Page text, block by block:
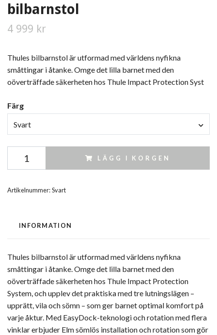
bilbarnstol
4 999 kr
Thules bilbarnstol är utformad med världens nyfikna
småttingar i åtanke. Omge det lilla barnet med den
oöverträffade säkerheten hos Thule Impact Protection Syst
Färg
Svart
LÄGG I KORGEN
Artikelnummer:Svart
INFORMATION
Thules bilbarnstol är utformad med världens nyfikna
småttingar i åtanke. Omge det lilla barnet med den
oöverträffade säkerheten hos Thule Impact Protection
System, och upplev det praktiska med tre lutningslägen –
upprätt, vila och sömn – som ger barnet optimal komfort på
varje åktur. Med EasyDock-teknologi och rotation med flera
vinklar erbjuder Elm sömlös installation och rotation som gör